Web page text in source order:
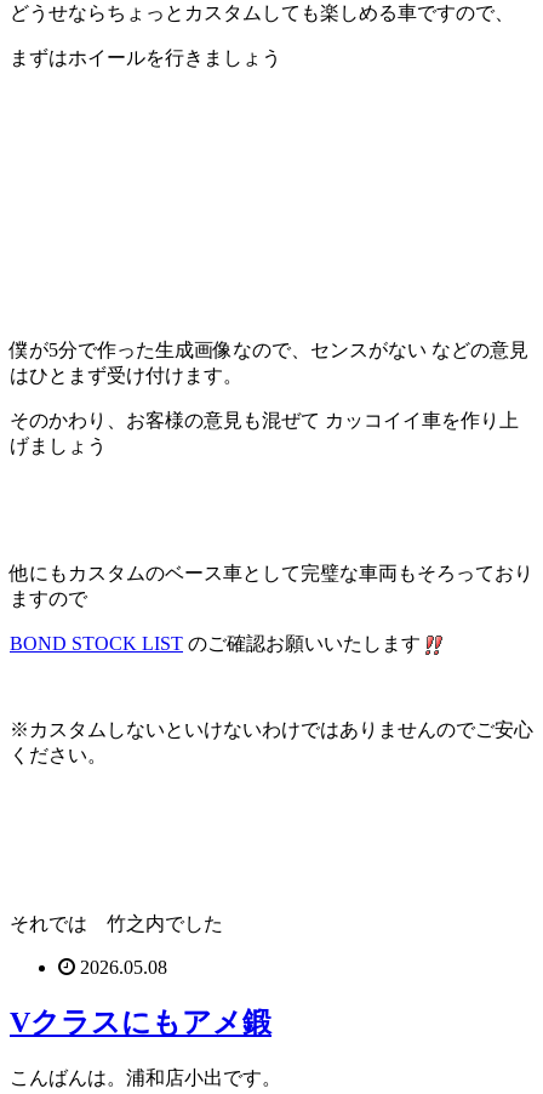
どうせならちょっとカスタムしても楽しめる車ですので、
まずはホイールを行きましょう
僕が5分で作った生成画像なので、センスがない などの意見
はひとまず受け付けます。
そのかわり、お客様の意見も混ぜて カッコイイ車を作り上
げましょう
他にもカスタムのベース車として完璧な車両もそろっており
ますので
BOND STOCK LIST のご確認お願いいたします
※カスタムしないといけないわけではありませんのでご安心
ください。
それでは 竹之内でした
2026.05.08
Vクラスにもアメ鍛
こんばんは。浦和店小出です。